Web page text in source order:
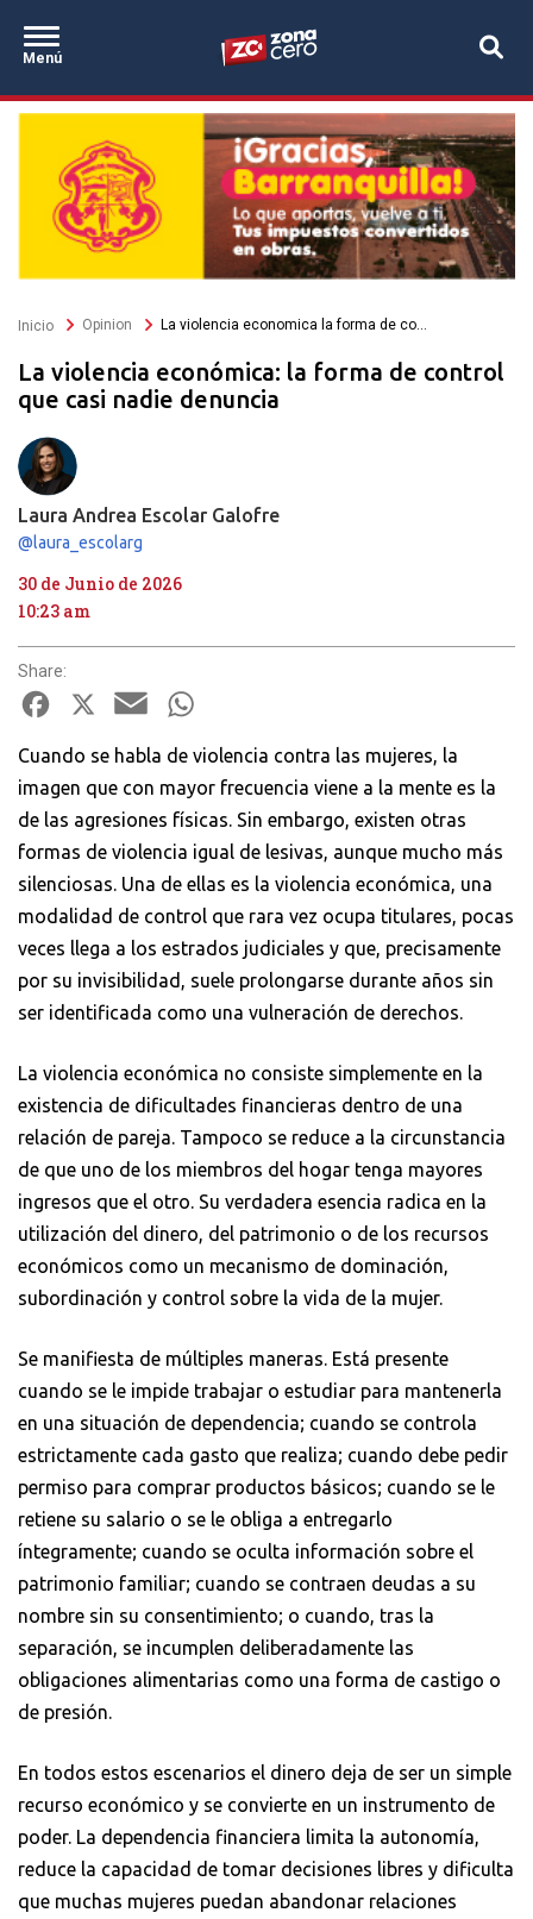
al
principal
Menú
Zona Cero
Destacados
Sobrescribir
enlaces
de
ayuda
a
la
navegación
Inicio Opinion La violencia economica la forma de co...
La violencia económica: la forma de control
que casi nadie denuncia
Laura Andrea Escolar Galofre
@laura_escolarg
30 de Junio de 2026
10:23 am
Share:
Facebook
X Email
Cuando se habla de violencia contra las mujeres, la
imagen que con mayor frecuencia viene a la mente es la
de las agresiones físicas. Sin embargo, existen otras
formas de violencia igual de lesivas, aunque mucho más
silenciosas. Una de ellas es la violencia económica, una
modalidad de control que rara vez ocupa titulares, pocas
veces llega a los estrados judiciales y que, precisamente
por su invisibilidad, suele prolongarse durante años sin
ser identificada como una vulneración de derechos.
La violencia económica no consiste simplemente en la
existencia de dificultades financieras dentro de una
relación de pareja. Tampoco se reduce a la circunstancia
de que uno de los miembros del hogar tenga mayores
ingresos que el otro. Su verdadera esencia radica en la
utilización del dinero, del patrimonio o de los recursos
económicos como un mecanismo de dominación,
subordinación y control sobre la vida de la mujer.
Se manifiesta de múltiples maneras. Está presente
cuando se le impide trabajar o estudiar para mantenerla
en una situación de dependencia; cuando se controla
estrictamente cada gasto que realiza; cuando debe pedir
permiso para comprar productos básicos; cuando se le
retiene su salario o se le obliga a entregarlo
íntegramente; cuando se oculta información sobre el
patrimonio familiar; cuando se contraen deudas a su
nombre sin su consentimiento; o cuando, tras la
separación, se incumplen deliberadamente las
obligaciones alimentarias como una forma de castigo o
de presión.
En todos estos escenarios el dinero deja de ser un simple
recurso económico y se convierte en un instrumento de
poder. La dependencia financiera limita la autonomía,
reduce la capacidad de tomar decisiones libres y dificulta
que muchas mujeres puedan abandonar relaciones